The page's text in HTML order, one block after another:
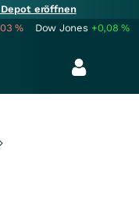
eröffnen
% Dow Jones +0,08%